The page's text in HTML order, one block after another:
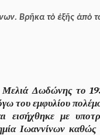
Βρῆκα τὸ ἑξῆς ἀπὸ
Δωδώνης το
του εμφυλίου
εισήχθηκε με
Ιωαννίνων